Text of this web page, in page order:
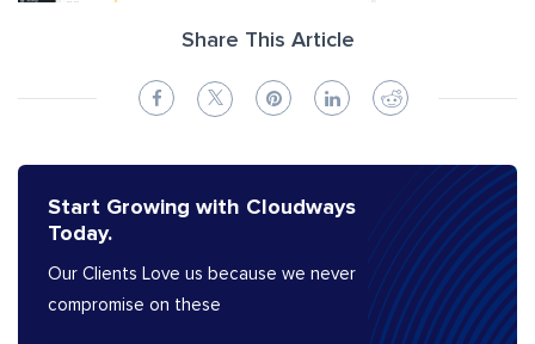
Share This Article
Start Growing with Cloudways
Today.
Our Clients Love us because we never
compromise on these